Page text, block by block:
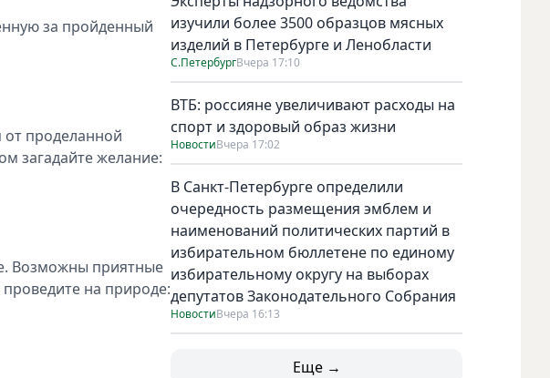
за пройденный
от проделанной
загадайте желание:
Возможны приятные
на природе:
изучили более 3500 образцов мясных
изделий в Петербурге и Ленобласти
С.ПетербургВчера 17:10
ВТБ: россияне увеличивают расходы на
спорт и здоровый образ жизни
НовостиВчера 17:02
В Санкт-Петербурге определили
очередность размещения эмблем и
наименований политических партий в
избирательном бюллетене по единому
избирательному округу на выборах
депутатов Законодательного Собрания
НовостиВчера 16:13
Еще →